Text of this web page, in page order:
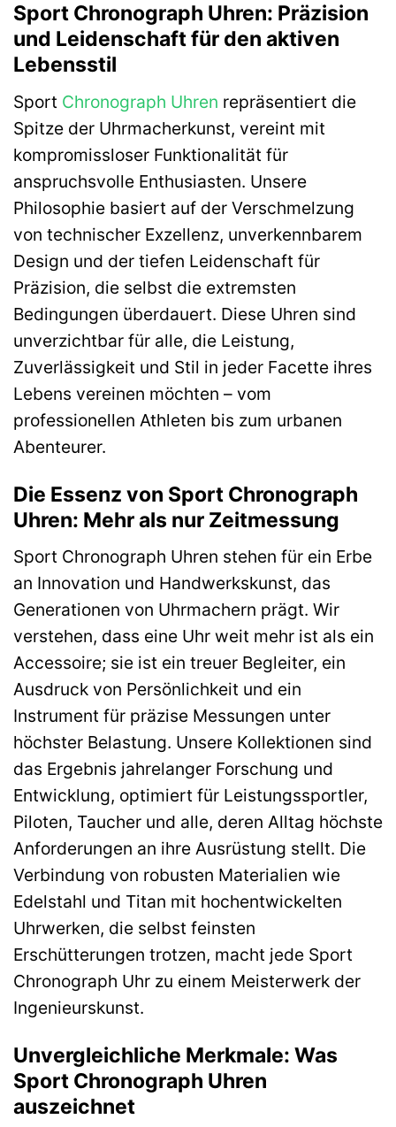
Sport Chronograph Uhren: Präzision
und Leidenschaft für den aktiven
Lebensstil
Sport Chronograph Uhren repräsentiert die
Spitze der Uhrmacherkunst, vereint mit
kompromissloser Funktionalität für
anspruchsvolle Enthusiasten. Unsere
Philosophie basiert auf der Verschmelzung
von technischer Exzellenz, unverkennbarem
Design und der tiefen Leidenschaft für
Präzision, die selbst die extremsten
Bedingungen überdauert. Diese Uhren sind
unverzichtbar für alle, die Leistung,
Zuverlässigkeit und Stil in jeder Facette ihres
Lebens vereinen möchten – vom
professionellen Athleten bis zum urbanen
Abenteurer.
Die Essenz von Sport Chronograph
Uhren: Mehr als nur Zeitmessung
Sport Chronograph Uhren stehen für ein Erbe
an Innovation und Handwerkskunst, das
Generationen von Uhrmachern prägt. Wir
verstehen, dass eine Uhr weit mehr ist als ein
Accessoire; sie ist ein treuer Begleiter, ein
Ausdruck von Persönlichkeit und ein
Instrument für präzise Messungen unter
höchster Belastung. Unsere Kollektionen sind
das Ergebnis jahrelanger Forschung und
Entwicklung, optimiert für Leistungssportler,
Piloten, Taucher und alle, deren Alltag höchste
Anforderungen an ihre Ausrüstung stellt. Die
Verbindung von robusten Materialien wie
Edelstahl und Titan mit hochentwickelten
Uhrwerken, die selbst feinsten
Erschütterungen trotzen, macht jede Sport
Chronograph Uhr zu einem Meisterwerk der
Ingenieurskunst.
Unvergleichliche Merkmale: Was
Sport Chronograph Uhren
auszeichnet